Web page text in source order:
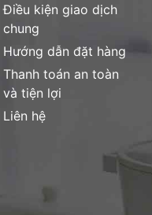
Điều kiện giao dịch
chung
Hướng dẫn đặt hàng
Thanh toán an toàn
và tiện lợi
Liên hệ